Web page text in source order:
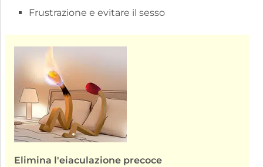
Frustrazione e evitare il sesso
Elimina l'eiaculazione precoce